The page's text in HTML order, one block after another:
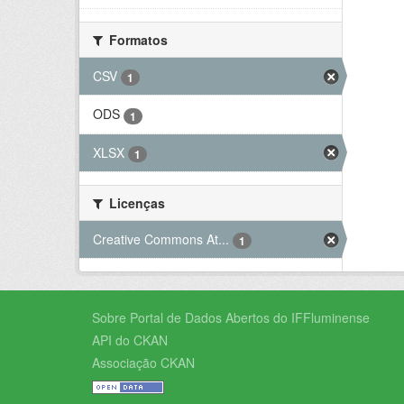
Formatos
CSV
1
ODS 1
XLSX 1
Licenças
Creative Commons At...
1
Sobre Portal de Dados Abertos do IFFluminense
API do CKAN
Associação CKAN